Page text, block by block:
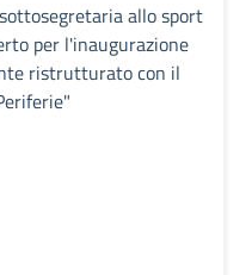
allo sport
per l'inaugurazione
ristrutturato con il